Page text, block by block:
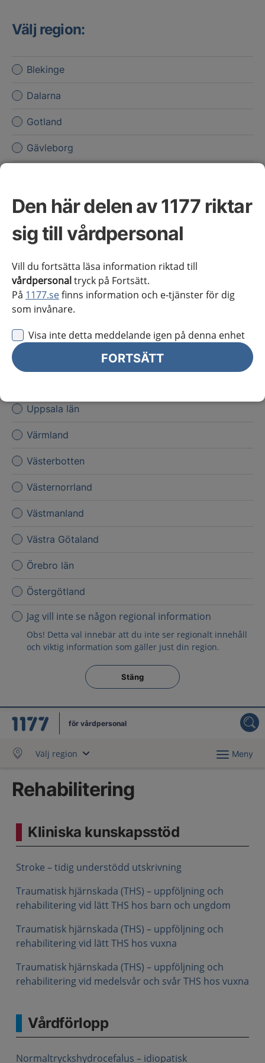
Den här delen av 1177 riktar
sig till vårdpersonal
Vill du fortsätta läsa information riktad till
vårdpersonaltryck på Fortsätt.
På 1177.sefinns information och e-tjänster för dig
som invånare.
Visa inte detta meddelande igen på denna enhet
FORTSÄTT
Välj region:
Blekinge
Dalarna
Gotland
Gävleborg
Jämtland Härjedalen
Jönköpings län
Kronoberg
Norrbotten
Skåne
Uppsala län
Värmland
Västerbotten
Västernorrland
Västmanland
Västra Götaland
Örebro län
Östergötland
Jag vill inte se någon regional information
Obs! Detta val innebär att du inte ser regionalt innehåll
och viktig information som gäller just din region.
Stäng regionsväljaren
Stäng
för vårdpersonal
Välj region Meny
Rehabilitering
Kliniska kunskapsstöd
Stroke – tidig understödd utskrivning
Traumatisk hjärnskada (THS) – uppföljning och
rehabilitering vid lätt THS hos barn och ungdom
Traumatisk hjärnskada (THS) – uppföljning och
rehabilitering vid lätt THS hos vuxna
Traumatisk hjärnskada (THS) – uppföljning och
rehabilitering vid medelsvår och svår THS hos vuxna
Vårdförlopp
Normaltryckshydrocefalus – idiopatisk